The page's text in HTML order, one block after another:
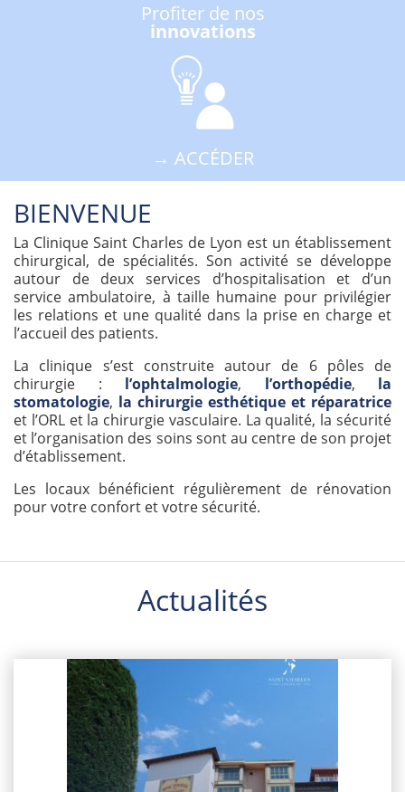
Profiter de nos
innovations
→ ACCÉDER
BIENVENUE
La Clinique Saint Charles de Lyon est un établissement
chirurgical, de spécialités. Son activité se développe
autour de deux services d’hospitalisation et d’un
service ambulatoire, à taille humaine pour privilégier
les relations et une qualité dans la prise en charge et
l’accueil des patients.
La clinique s’est construite autour de 6 pôles de
chirurgie : l’ophtalmologie, l’orthopédie, la
stomatologie, la chirurgie esthétique et réparatrice
et l’ORL et la chirurgie vasculaire. La qualité, la sécurité
et l’organisation des soins sont au centre de son projet
d’établissement.
Les locaux bénéficient régulièrement de rénovation
pour votre confort et votre sécurité.
Actualités